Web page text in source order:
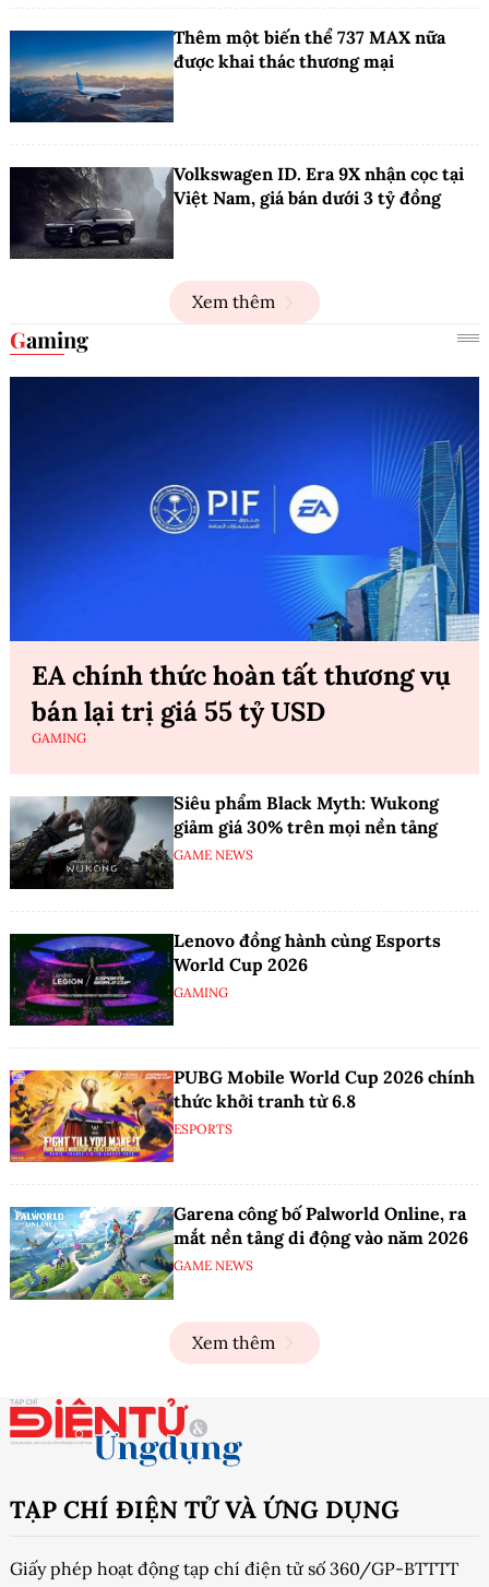
Thêm một biến thể 737 MAX nữa
được khai thác thương mại
Volkswagen ID. Era 9X nhận cọc tại
Việt Nam, giá bán dưới 3 tỷ đồng
Xem thêm
Gaming
EA chính thức hoàn tất thương vụ
bán lại trị giá 55 tỷ USD
GAMING
Siêu phẩm Black Myth: Wukong
giảm giá 30% trên mọi nền tảng
GAME NEWS
Lenovo đồng hành cùng Esports
World Cup 2026
GAMING
PUBG Mobile World Cup 2026 chính
thức khởi tranh từ 6.8
ESPORTS
Garena công bố Palworld Online, ra
mắt nền tảng di động vào năm 2026
GAME NEWS
Xem thêm
TẠP CHÍ ĐIỆN TỬ VÀ ỨNG DỤNG
Giấy phép hoạt động tạp chí điện tử số 360/GP-BTTTT